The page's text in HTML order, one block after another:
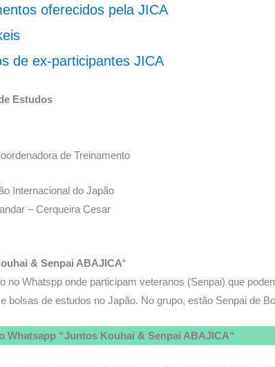
brazil/portuguese/
oferecidos pela JICA
de ex-participantes JICA
Estudos
de Treinamento
Internacional do Japão
– Cerqueira Cesar
& Senpai ABAJICA“
no Whatspp onde participam veteranos (Senpai) que
bolsas de estudos no Japão. No grupo, estão Senpai de
Whatsapp “Juntos Kouhai & Senpai ABAJICA“